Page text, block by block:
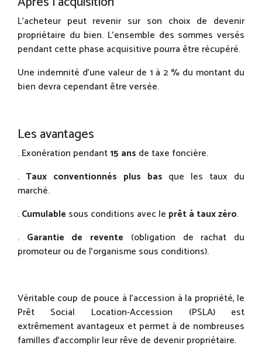
L’acheteur peut revenir sur son choix de devenir
propriétaire du bien. L’ensemble des sommes versés
pendant cette phase acquisitive pourra être récupéré.
Une indemnité d’une valeur de 1 à 2 % du montant du
bien devra cependant être versée.
Les avantages
. Exonération pendant15 ans de taxe foncière.
. Taux conventionnés plus bas que les taux du
marché.
.Cumulable sous conditions avec le prêt à taux zéro.
. Garantie de revente (obligation de rachat du
promoteur ou de l’organisme sous conditions).
Véritable coup de pouce à l’accession à la propriété, le
Prêt Social Location-Accession (PSLA) est
extrêmement avantageux et permet à de nombreuses
familles d’accomplir leur rêve de devenir propriétaire.